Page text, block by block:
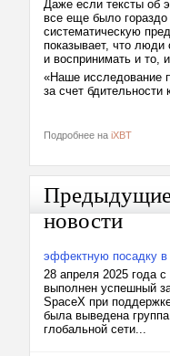
Даже если тексты об
все еще было
систематическую
показывает, что люди
и воспринимать и то,
«Наше исследование
за счет
Подробнее на iXBT
новости
эффектную посадку в
28 апреля 2025 года
выполнен успешный
SpaceX при
была выведена
глобальной сети...